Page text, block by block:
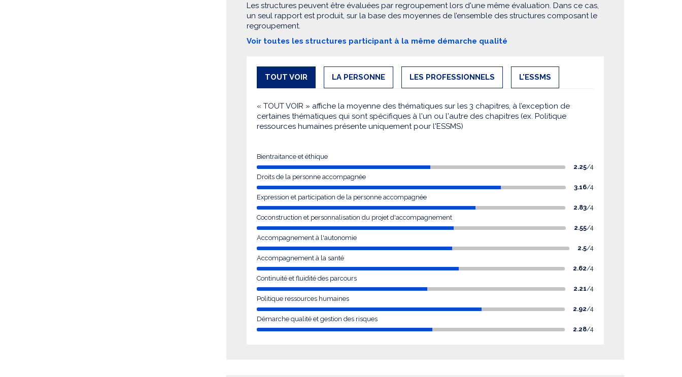
Les structures peuvent être évaluées par regroupement lors d'une même évaluation. Dans ce cas,
un seul rapport est produit, sur la base des moyennes de l’ensemble des structures composant le
regroupement.
Voir toutes les structures participant à la même démarche qualité
TOUT VOIR LA PERSONNE LES PROFESSIONNELS L'ESSMS
« TOUT VOIR » affiche la moyenne des thématiques sur les 3 chapitres, à l’exception de
certaines thématiques qui sont spécifiques à l'un ou l'autre des chapitres (ex. Politique
ressources humaines présente uniquement pour l'ESSMS)
Bientraitance et éthique
2.25/4
Droits de la personne accompagnée
3.16/4
Expression et participation de la personne accompagnée
2.83/4
Coconstruction et personnalisation du projet d'accompagnement
2.55/4
Accompagnement à l'autonomie
2.5/4
Accompagnement à la santé
2.62/4
Continuité et fluidité des parcours
2.21/4
Politique ressources humaines
2.92/4
Démarche qualité et gestion des risques
2.28/4